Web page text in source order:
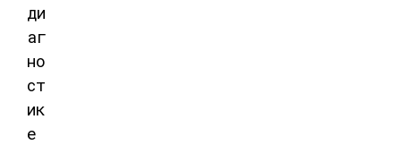
ди
аг
но
ст
ик
е